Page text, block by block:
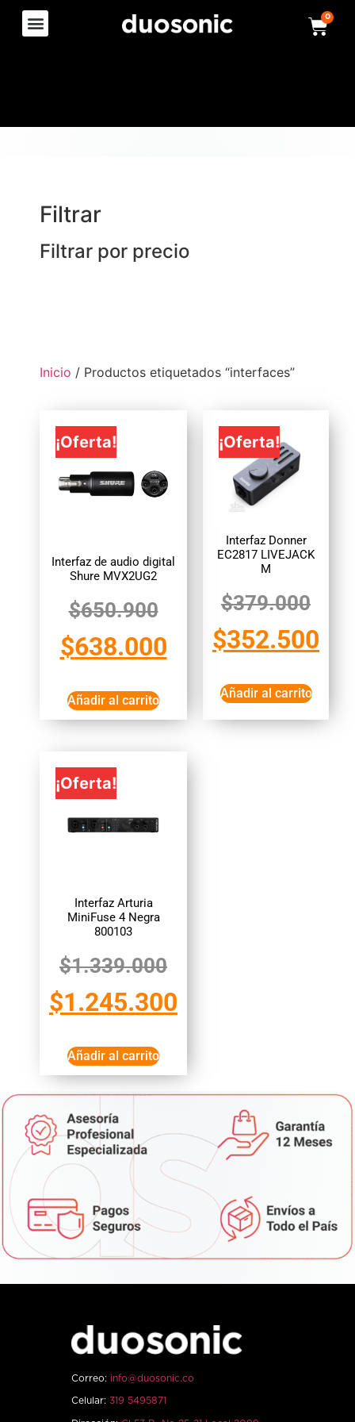
0
Filtrar
Filtrar por precio
Inicio / Productos etiquetados “interfaces”
¡Oferta!
Interfaz de audio digital
Shure MVX2UG2
$650.900
$638.000
Añadir al carrito
¡Oferta!
Interfaz Donner
EC2817 LIVEJACK
M
$379.000
$352.500
Añadir al carrito
¡Oferta!
Interfaz Arturia
MiniFuse 4 Negra
800103
$1.339.000
$1.245.300
Añadir al carrito
Correo: info@duosonic.co
Celular: 319 5495871